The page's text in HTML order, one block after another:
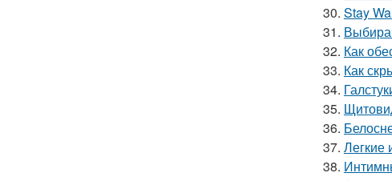
30. Stay
31.
32. Как
33. Как
34.
35.
36.
37. Легкие
38.